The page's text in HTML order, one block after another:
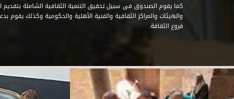
كما يقوم الصندوق فى سبيل تحقيق التنمية الثقافية الشاملة بتقديم
والهيئات والمراكز الثقافية والفنية الأهلية والحكومية وكذلك يقوم
فروع الثقافة.